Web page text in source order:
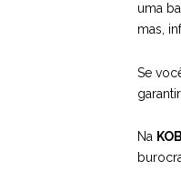
uma
mas,
Se
Na